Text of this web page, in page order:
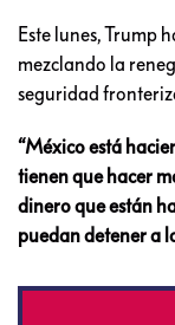
Este lunes, Trump
mezclando la
seguridad
“México está
tienen que hacer
dinero que están
puedan detener a